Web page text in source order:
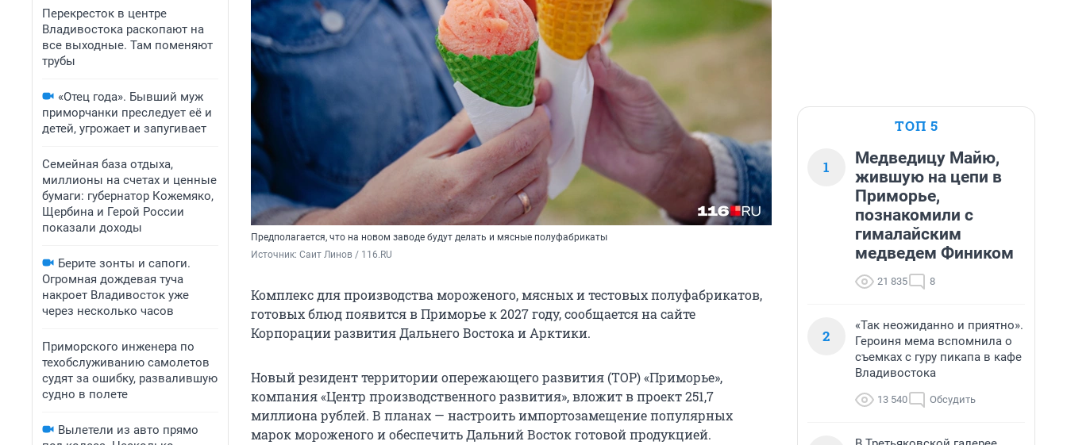
Перекресток в центре
Владивостока раскопают на
все выходные. Там поменяют
трубы
«Отец года». Бывший муж
приморчанки преследует её и
детей, угрожает и запугивает
Семейная база отдыха,
миллионы на счетах и ценные
бумаги: губернатор Кожемяко,
Щербина и Герой России
показали доходы
Берите зонты и сапоги.
Огромная дождевая туча
накроет Владивосток уже
через несколько часов
Приморского инженера по
техобслуживанию самолетов
судят за ошибку, развалившую
судно в полете
Вылетели из авто прямо
Предполагается, что на новом заводе будут делать и мясные полуфабрикаты
Источник: Саит Линов / 116.RU
Комплекс для производства мороженого, мясных и тестовых полуфабрикатов,
готовых блюд появится в Приморье к 2027 году, сообщается на сайте
Корпорации развития Дальнего Востока и Арктики.
Новый резидент территории опережающего развития (ТОР) «Приморье»,
компания «Центр производственного развития», вложит в проект 251,7
миллиона рублей. В планах — настроить импортозамещение популярных
марок мороженого и обеспечить Дальний Восток готовой продукцией.
ТОП 5
1
Медведицу Майю,
жившую на цепи в
Приморье,
познакомили с
гималайским
медведем Фиником
21 835 8
2
«Так неожиданно и приятно».
Героиня мема вспомнила о
съемках с гуру пикапа в кафе
Владивостока
13 540 Обсудить